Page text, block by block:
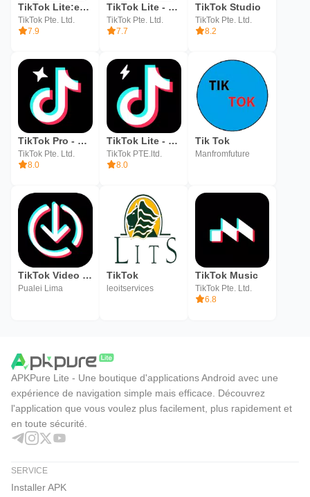
TikTok Lite:explore & soutiens
TikTok Pte. Ltd.
7.9
TikTok Lite - Faster TikTok
TikTok Pte. Ltd.
7.7
TikTok Studio
TikTok Pte. Ltd.
8.2
TikTok Pro - Events
TikTok Pte. Ltd.
8.0
TikTok Lite - deprecated
TikTok PTE.ltd.
8.0
Tik Tok
Manfromfuture
TikTok Video Downloader
Pualei Lima
TikTok
leoitservices
TikTok Music
TikTok Pte. Ltd.
6.8
APKPure Lite - Une boutique d'applications Android avec une
expérience de navigation simple mais efficace. Découvrez
l'application que vous voulez plus facilement, plus rapidement et
en toute sécurité.
SERVICE
Installer APK